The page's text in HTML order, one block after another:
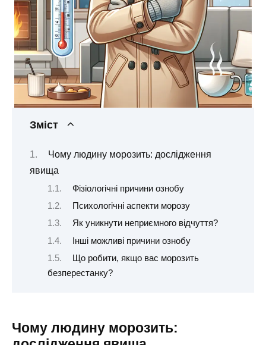
Зміст
Чому людину морозить: дослідження
явища
Фізіологічні причини ознобу
Психологічні аспекти морозу
Як уникнути неприємного відчуття?
Інші можливі причини ознобу
Що робити, якщо вас морозить
безперестанку?
Чому людину морозить: